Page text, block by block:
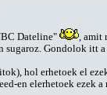
Dateline"
,
sugaroz. Gondolok itt
hol erhetoek el
en elerhetoek ezek